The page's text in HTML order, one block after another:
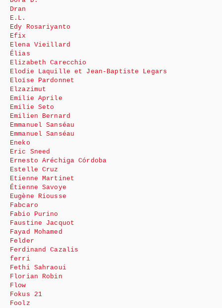
Dran
E.L.
Edy Rosariyanto
Efix
Elena Vieillard
Élias
Elizabeth Carecchio
Elodie Laquille et Jean-Baptiste Legars
Eloïse Pardonnet
Elzazimut
Emilie Aprile
Emilie Seto
Emilien Bernard
Emmanuel Sanséau
Emmanuel Sanséau
Eneko
Eric Sneed
Ernesto Aréchiga Córdoba
Estelle Cruz
Etienne Martinet
Étienne Savoye
Eugène Riousse
Fabcaro
Fabio Purino
Faustine Jacquot
Fayad Mohamed
Felder
Ferdinand Cazalis
ferri
Fethi Sahraoui
Florian Robin
Flow
Fokus 21
Foolz